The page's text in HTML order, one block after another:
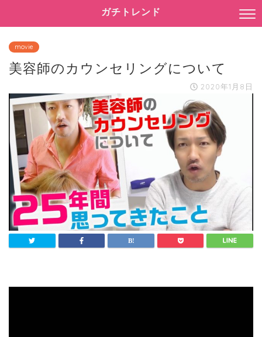
ガチトレンド
movie
美容師のカウンセリングについて
2020年1月8日